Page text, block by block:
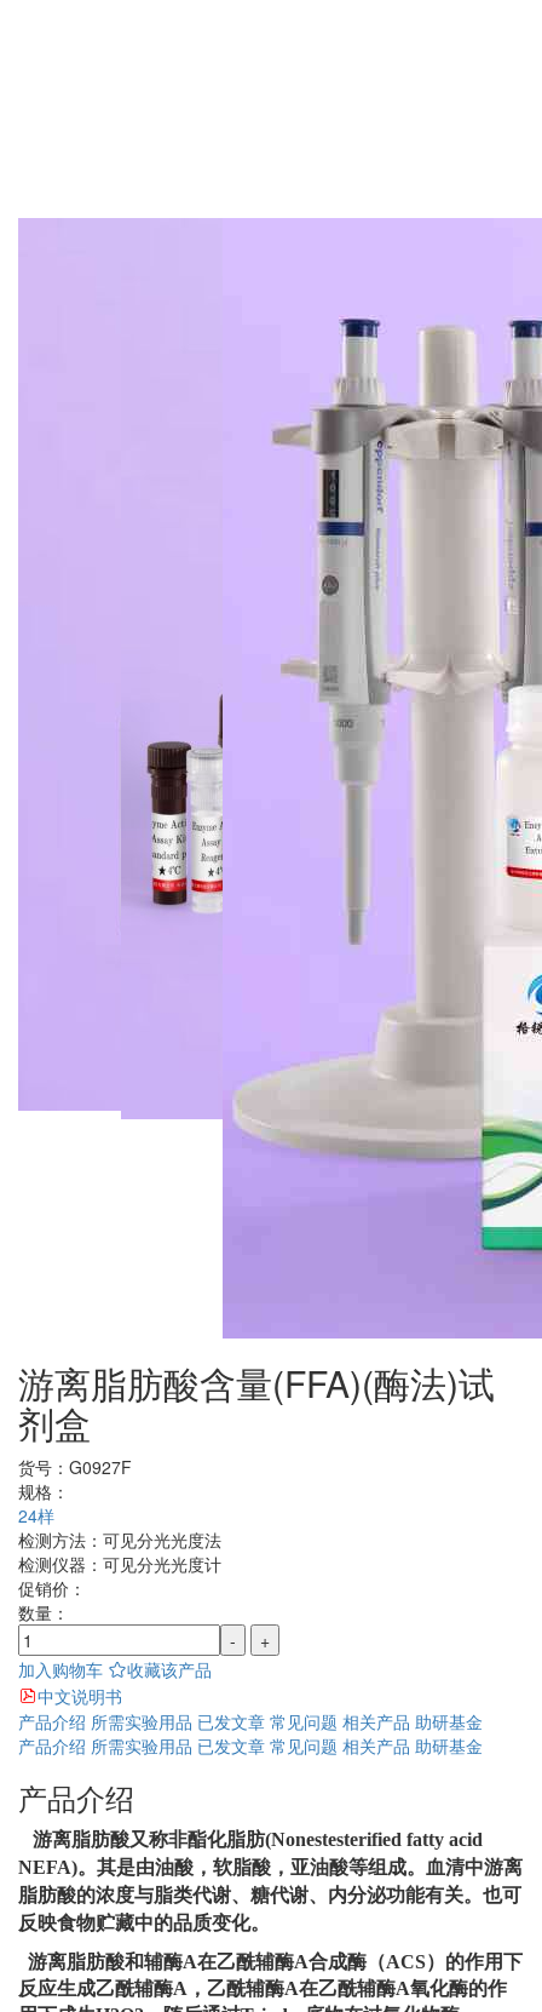
游离脂肪酸含量(FFA)(酶法)试
剂盒
货号： G0927F
规格：
24样
检测方法： 可见分光光度法
检测仪器： 可见分光光度计
促销价：
数量：
-
+
加入购物车
收藏该产品
中文说明书
产品介绍 所需实验用品 已发文章 常见问题 相关产品 助研基金
产品介绍 所需实验用品 已发文章 常见问题 相关产品 助研基金
产品介绍
游离脂肪酸又称非酯化脂肪(Nonestesterified fatty acid
NEFA)。其是由油酸，软脂酸，亚油酸等组成。血清中游离
脂肪酸的浓度与脂类代谢、糖代谢、内分泌功能有关。 也可
反映食物贮藏中的品质变化。
游离脂肪酸和辅酶A在乙酰辅酶A合成酶（ACS）的作用下
反应生成乙酰辅酶A ，乙酰辅酶A在乙酰辅酶A氧化酶的作